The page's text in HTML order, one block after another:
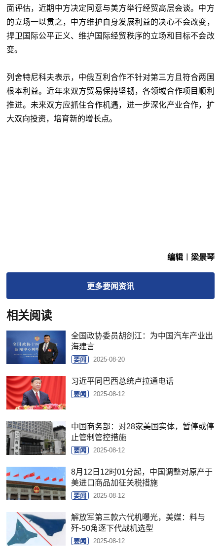
面评估，近期中方决定同意与美方举行经贸高层会谈。中方
的立场一以贯之，中方维护自身发展利益的决心不会改变，
捍卫国际公平正义、维护国际经贸秩序的立场和目标不会改
变。
列舍特尼科夫表示，中俄互利合作不针对第三方且符合两国
根本利益。近年来双方贸易保持坚韧，各领域合作项目顺利
推进。未来双方应抓住合作机遇，进一步深化产业合作，扩
大双向投资，培育新的增长点。
编辑︱梁景琴
更多要闻资讯
相关阅读
全国政协委员胡剑江：为中国汽车产业出
海建言
要闻 2025-08-20
习近平同巴西总统卢拉通电话
要闻 2025-08-12
中国商务部：对28家美国实体，暂停或停
止管制管控措施
要闻 2025-08-12
8月12日12时01分起，中国调整对原产于
美进口商品加征关税措施
要闻 2025-08-12
解放军第三款六代机曝光，美媒：料与
歼-50角逐下代战机选型
要闻 2025-08-12